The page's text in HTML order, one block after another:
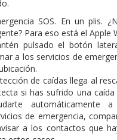
SOS. En un plis.
Para eso está el Apple
pulsado el botón
a los servicios de
de caídas llega al
si has sufrido una caída
automáticamente
de emergencia,
a los contactos que